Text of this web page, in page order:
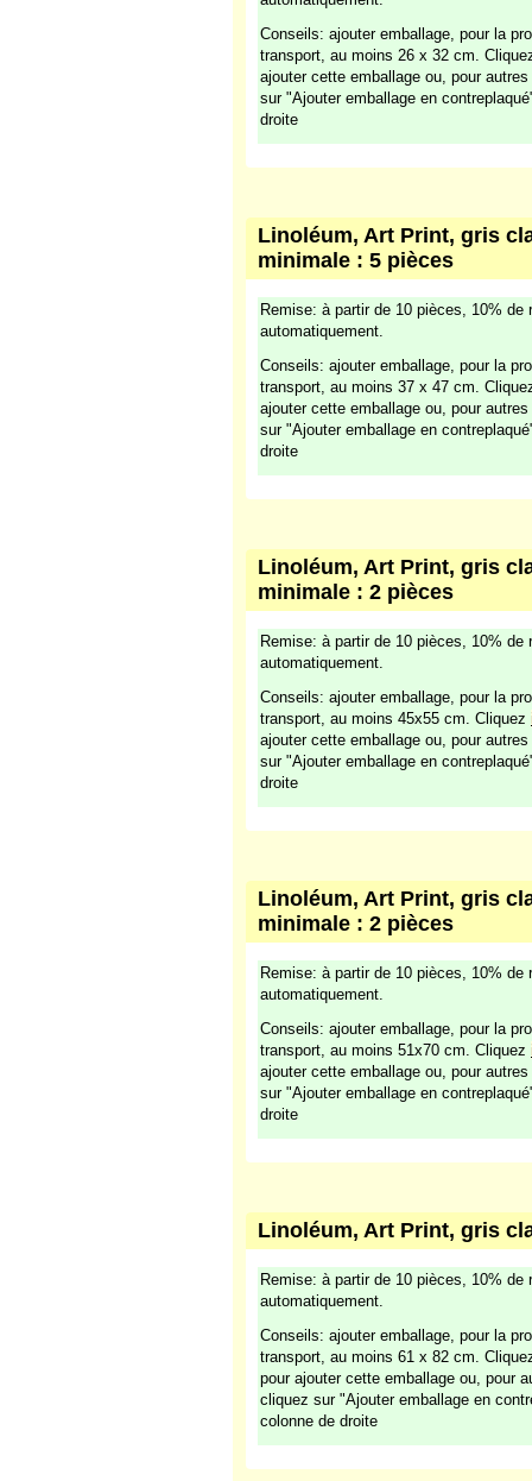
Conseils: ajouter emballage, pour la
transport, au moins 26 x 32 cm.
ajouter cette emballage ou, pour
sur "Ajouter emballage en
droite
Linoléum, Art Print, gris
minimale : 5 pièces
Remise: à partir de 10 pièces, 10% de
automatiquement.
Conseils: ajouter emballage, pour la
transport, au moins 37 x 47 cm.
ajouter cette emballage ou, pour
sur "Ajouter emballage en
droite
Linoléum, Art Print, gris
minimale : 2 pièces
Remise: à partir de 10 pièces, 10% de
automatiquement.
Conseils: ajouter emballage, pour la
transport, au moins 45x55 cm. Cliquez
ajouter cette emballage ou, pour
sur "Ajouter emballage en
droite
Linoléum, Art Print, gris
minimale : 2 pièces
Remise: à partir de 10 pièces, 10% de
automatiquement.
Conseils: ajouter emballage, pour la
transport, au moins 51x70 cm. Cliquez
ajouter cette emballage ou, pour
sur "Ajouter emballage en
droite
Linoléum, Art Print, gris
Remise: à partir de 10 pièces, 10% de
automatiquement.
Conseils: ajouter emballage, pour la
transport, au moins 61 x 82 cm.
pour ajouter cette emballage ou, pour
cliquez sur "Ajouter emballage en
colonne de droite